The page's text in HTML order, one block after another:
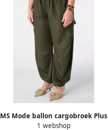
MS Mode ballon cargobroek Plus
Size kaki
1 webshop